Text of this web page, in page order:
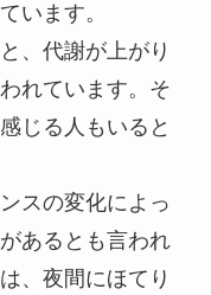
います。
、代謝が上がり
れています。そ
じる人もいると
スの変化によっ
あるとも言われ
、夜間にほてり